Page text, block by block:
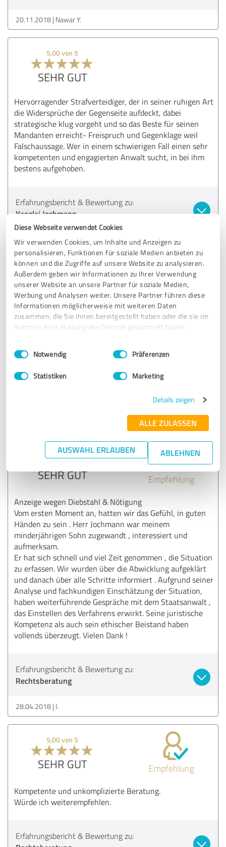
Diese Webseite verwendet Cookies
Wir verwenden Cookies, um Inhalte und Anzeigen zu
personalisieren, Funktionen für soziale Medien anbieten zu
können und die Zugriffe auf unsere Website zu analysieren.
Außerdem geben wir Informationen zu Ihrer Verwendung
unserer Website an unsere Partner für soziale Medien,
Werbung und Analysen weiter. Unsere Partner führen diese
Informationen möglicherweise mit weiteren Daten
zusammen, die Sie ihnen bereitgestellt haben oder die sie im
Rahmen Ihrer Nutzung der Dienste gesammelt haben.
Impressum Datenschutzbestimmungen
Einwilligungsauswahl
Notwendig Präferenzen
Statistiken Marketing
Details zeigen
ALLE ZULASSEN
AUSWAHL ERLAUBEN ABLEHNEN
20.11.2018 Nawar Y.
5,00 von 5
SEHR GUT
Hervorragender Strafverteidiger, der in seiner ruhigen Art
die Widersprüche der Gegenseite aufdeckt, dabei
strategische klug vorgeht und so das Beste für seinen
Mandanten erreicht- Freispruch und Gegenklage weil
Falschaussage. Wer in einem schwierigen Fall einen sehr
kompetenten und engagierten Anwalt sucht, in bei ihm
bestens aufgehoben.
Erfahrungsbericht & Bewertung zu:
Kanzlei Jochmann
24.07.2018 Anonym
5,00 von 5
SEHR GUT Empfehlung
Herr Jochmann ist sehr professionell, freundlich und vor
Erfahrungsbericht & Bewertung zu:
5,00 von 5
SEHR GUT Empfehlung
Anzeige wegen Diebstahl & Nötigung
Vom ersten Moment an, hatten wir das Gefühl, in guten
Händen zu sein . Herr Jochmann war meinem
minderjährigen Sohn zugewandt , interessiert und
aufmerksam.
Er hat sich schnell und viel Zeit genommen , die Situation
zu erfassen. Wir wurden über die Abwicklung aufgeklärt
und danach über alle Schritte informiert . Aufgrund seiner
Analyse und fachkundigen Einschätzung der Situation,
haben weiterführende Gespräche mit dem Staatsanwalt ,
das Einstellen des Verfahrens erwirkt. Seine juristische
Kompetenz als auch sein ethischer Beistand haben
vollends überzeugt. Vielen Dank !
Erfahrungsbericht & Bewertung zu:
Rechtsberatung
28.04.2018 I.
5,00 von 5
SEHR GUT Empfehlung
Kompetente und unkomplizierte Beratung.
Würde ich weiterempfehlen.
Erfahrungsbericht & Bewertung zu: